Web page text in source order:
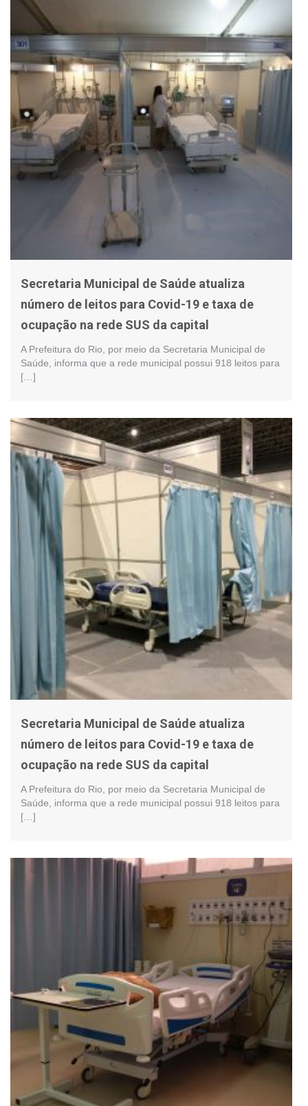
Secretaria Municipal de Saúde atualiza
número de leitos para Covid-19 e taxa de
ocupação na rede SUS da capital
A Prefeitura do Rio, por meio da Secretaria Municipal de
Saúde, informa que a rede municipal possui 918 leitos para
[…]
Secretaria Municipal de Saúde atualiza
número de leitos para Covid-19 e taxa de
ocupação na rede SUS da capital
A Prefeitura do Rio, por meio da Secretaria Municipal de
Saúde, informa que a rede municipal possui 918 leitos para
[…]